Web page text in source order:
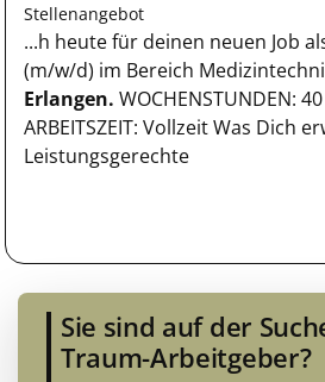
Stellenangebot
...h heute für deinen neuen Job
(m/w/d) im Bereich
Erlangen. WOCHENSTUNDEN:
ARBEITSZEIT: Vollzeit Was Dich
Leistungsgerechte
Sie sind auf der
Traum-Arbeitgeber?